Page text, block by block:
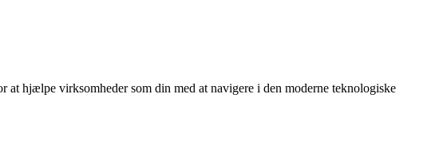
hjælpe virksomheder som din med at navigere i den moderne teknologiske